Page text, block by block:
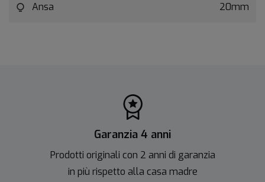
Ansa 20mm
Garanzia 4 anni
Prodotti originali con 2 anni di garanzia
in più rispetto alla casa madre